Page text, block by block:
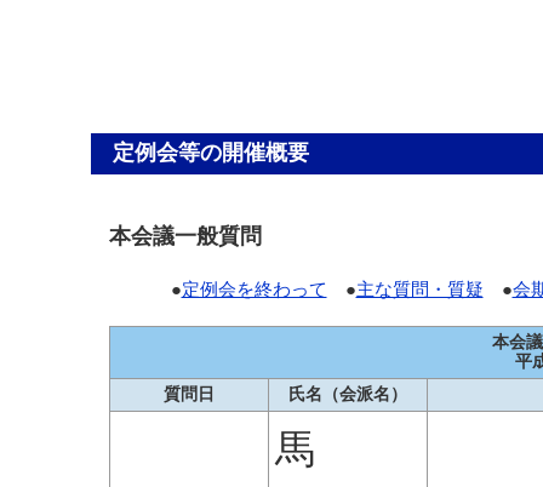
定例会等の開催概要
本会議一般質問
●定例会を終わって ●主な質問・質疑 ●会
本会
平
質問日
氏名（会派名）
馬